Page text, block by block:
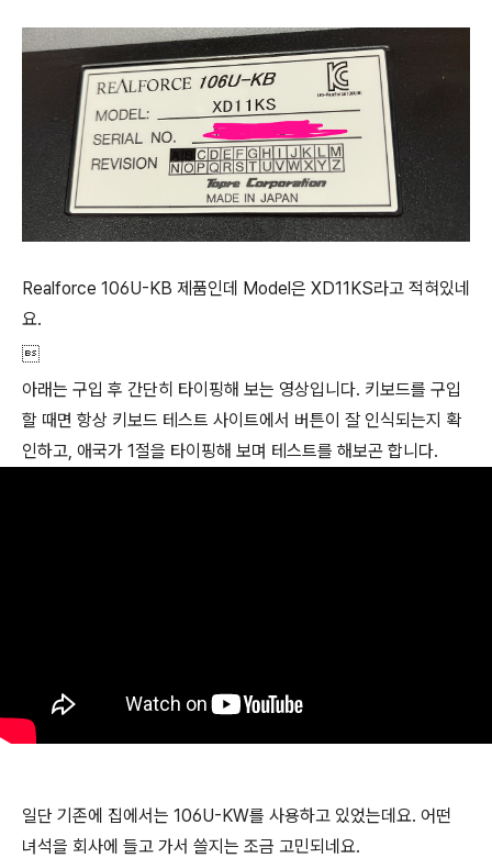
Realforce 106U-KB 제품인데 Model은 XD11KS라고 적혀있네
요.

아래는 구입 후 간단히 타이핑해 보는 영상입니다. 키보드를 구입
할 때면 항상 키보드 테스트 사이트에서 버튼이 잘 인식되는지 확
인하고, 애국가 1절을 타이핑해 보며 테스트를 해보곤 합니다.
일단 기존에 집에서는 106U-KW를 사용하고 있었는데요. 어떤
녀석을 회사에 들고 가서 쓸지는 조금 고민되네요.